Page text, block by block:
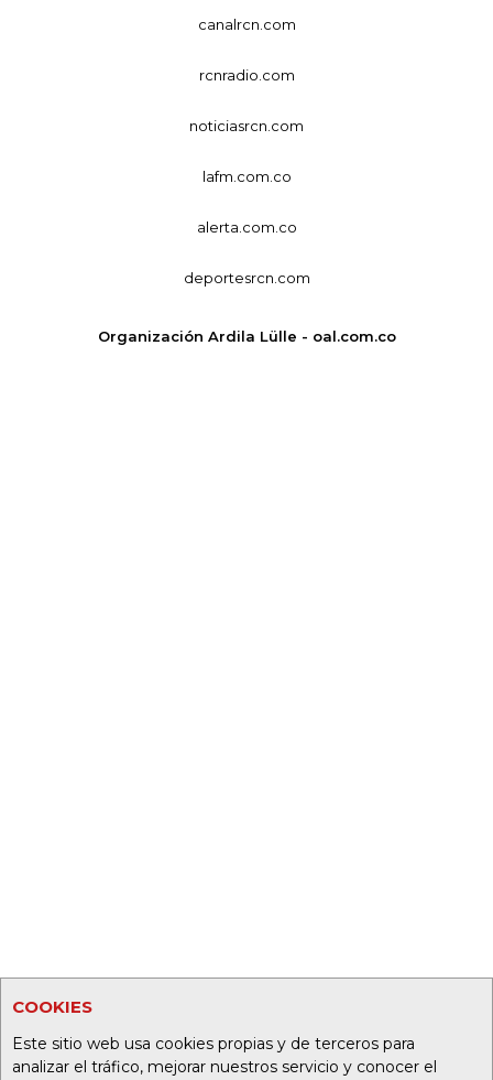
COOKIES
Este sitio web usa cookies propias y de terceros para
analizar el tráfico, mejorar nuestros servicio y conocer el
canalrcn.com
rcnradio.com
noticiasrcn.com
lafm.com.co
alerta.com.co
deportesrcn.com
Organización Ardila Lülle - oal.com.co